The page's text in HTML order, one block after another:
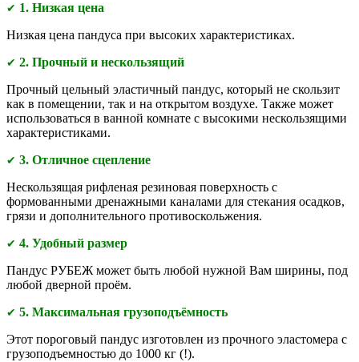
✔ 1. Низкая цена
Низкая цена пандуса при высоких характеристиках.
✔ 2. Прочный и нескользящий
Прочный цельный эластичный пандус, который не скользит
как в помещении, так и на открытом воздухе. Также может
использоваться в ванной комнате с высокими нескользящими
характеристиками.
✔ 3. Отличное сцепление
Нескользящая рифленая резиновая поверхность с
формованными дренажными каналами для стекания осадков,
грязи и дополнительного противоскольжения.
✔ 4. Удобный размер
Пандус РУБЕЖ может быть любой нужной Вам ширины, под
любой дверной проём.
✔ 5. Максимальная грузоподъёмность
Этот пороговый пандус изготовлен из прочного эластомера с
грузоподъемностью до 1000 кг (!).